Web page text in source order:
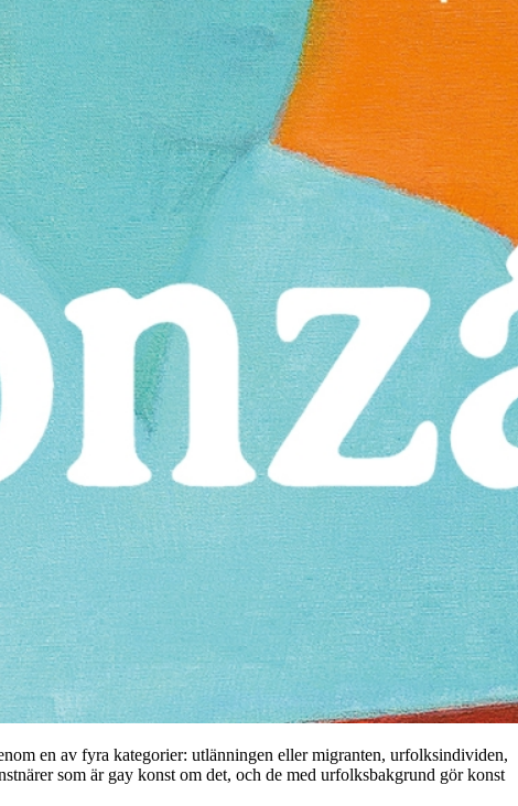
en av fyra kategorier: utlänningen eller migranten, urfolksindividen,
som är gay konst om det, och de med urfolksbakgrund gör konst